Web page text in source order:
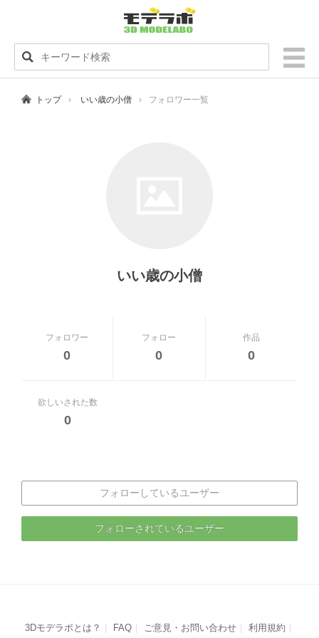
トップ いい歳の小僧 フォロワー一覧
いい歳の小僧
フォロワー
0
フォロー
0
作品
0
欲しいされた数
0
フォローしているユーザー
フォローされているユーザー
3Dモデラボとは？ FAQ ご意見・お問い合わせ
利用規約